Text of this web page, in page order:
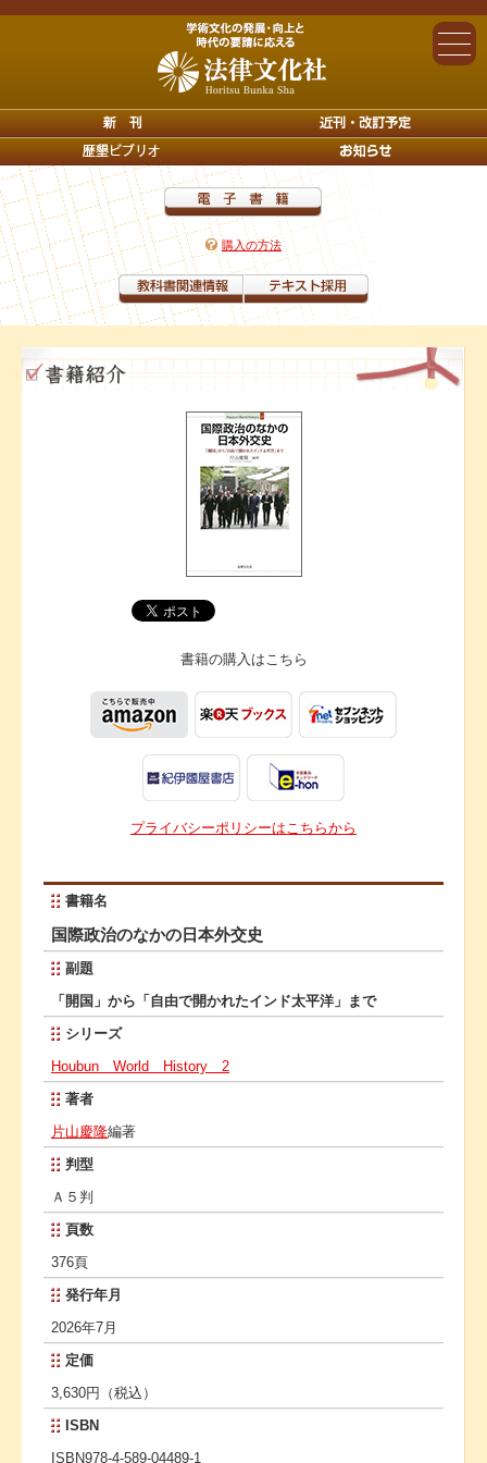
購入の方法
書籍の購入はこちら
プライバシーポリシーはこちらから
書籍名
国際政治のなかの日本外交史
副題
「開国」から「自由で開かれたインド太平洋」まで
シリーズ
Houbun World History 2
著者
片山慶隆編著
判型
Ａ５判
頁数
376頁
発行年月
2026年7月
定価
3,630円（税込）
ISBN
ISBN978-4-589-04489-1